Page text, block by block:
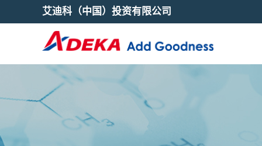
艾迪科（中国）投资有限公司